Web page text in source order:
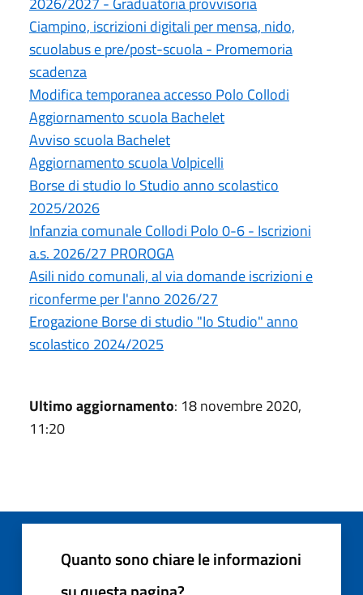
Ciampino, iscrizioni digitali per mensa, nido,
scuolabus e pre/post-scuola - Promemoria
scadenza
Modifica temporanea accesso Polo Collodi
Aggiornamento scuola Bachelet
Avviso scuola Bachelet
Aggiornamento scuola Volpicelli
Borse di studio Io Studio anno scolastico
2025/2026
Infanzia comunale Collodi Polo 0-6 - Iscrizioni
a.s. 2026/27 PROROGA
Asili nido comunali, al via domande iscrizioni e
riconferme per l'anno 2026/27
Erogazione Borse di studio "Io Studio" anno
scolastico 2024/2025
Ultimo aggiornamento: 18 novembre 2020,
11:20
Quanto sono chiare le informazioni